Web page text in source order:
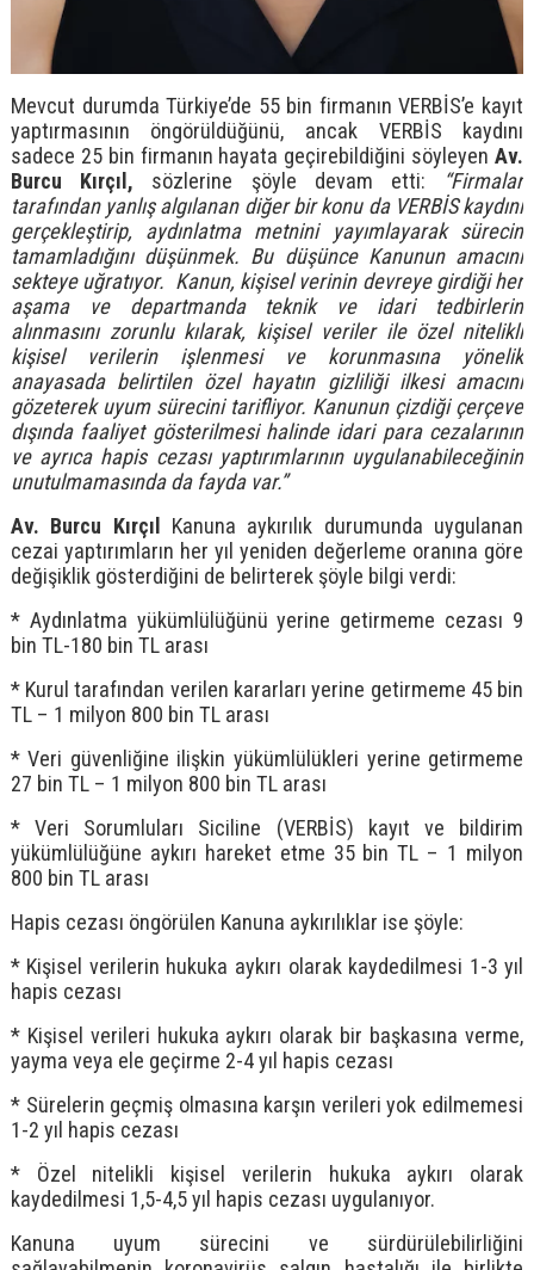
Mevcut durumda Türkiye’de 55 bin firmanın VERBİS’e kayıt
yaptırmasının öngörüldüğünü, ancak VERBİS kaydını
sadece 25 bin firmanın hayata geçirebildiğini söyleyenAv.
Burcu Kırçıl, sözlerine şöyle devam etti:
“Firmalar
tarafından yanlış algılanan diğer bir konu da VERBİS kaydını
gerçekleştirip, aydınlatma metnini yayımlayarak sürecin
tamamladığını düşünmek. Bu düşünce Kanunun amacını
sekteye uğratıyor. Kanun, kişisel verinin devreye girdiği her
aşama ve departmanda teknik ve idari tedbirlerin
alınmasını zorunlu kılarak, kişisel veriler ile özel nitelikli
kişisel verilerin işlenmesi ve korunmasına yönelik
anayasada belirtilen özel hayatın gizliliği ilkesi amacını
gözeterek uyum sürecini tarifliyor. Kanunun çizdiği çerçeve
dışında faaliyet gösterilmesi halinde idari para cezalarının
ve ayrıca hapis cezası yaptırımlarının uygulanabileceğinin
unutulmamasında da fayda var.”
Av. Burcu Kırçıl Kanuna aykırılık durumunda uygulanan
cezai yaptırımların her yıl yeniden değerleme oranına göre
değişiklik gösterdiğini de belirterek şöyle bilgi verdi:
* Aydınlatma yükümlülüğünü yerine getirmeme cezası 9
bin TL-180 bin TL arası
* Kurul tarafından verilen kararları yerine getirmeme 45 bin
TL – 1 milyon 800 bin TL arası
* Veri güvenliğine ilişkin yükümlülükleri yerine getirmeme
27 bin TL – 1 milyon 800 bin TL arası
* Veri Sorumluları Siciline (VERBİS) kayıt ve bildirim
yükümlülüğüne aykırı hareket etme 35 bin TL – 1 milyon
800 bin TL arası
Hapis cezası öngörülen Kanuna aykırılıklar ise şöyle:
* Kişisel verilerin hukuka aykırı olarak kaydedilmesi 1-3 yıl
hapis cezası
* Kişisel verileri hukuka aykırı olarak bir başkasına verme,
yayma veya ele geçirme 2-4 yıl hapis cezası
* Sürelerin geçmiş olmasına karşın verileri yok edilmemesi
1-2 yıl hapis cezası
* Özel nitelikli kişisel verilerin hukuka aykırı olarak
kaydedilmesi 1,5-4,5 yıl hapis cezası uygulanıyor.
Kanuna uyum sürecini ve sürdürülebilirliğini